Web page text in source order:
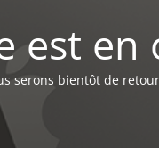
est en
serons bientôt de